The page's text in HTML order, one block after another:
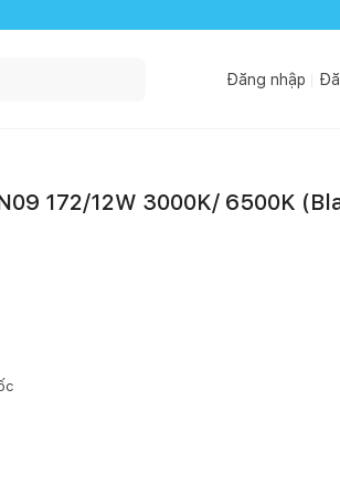
Đăng nhập
172/12W 3000K/ 6500K